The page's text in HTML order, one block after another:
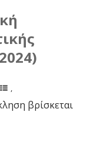
,
βρίσκεται